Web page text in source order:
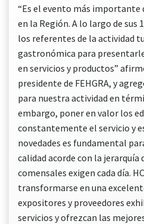
“Es el evento más importante
en la Región. A lo largo de sus
los referentes de la actividad
gastronómica para
en servicios y productos”
presidente de FEHGRA, y
para nuestra actividad en
embargo, poner en valor los
constantemente el servicio y
novedades es fundamental
calidad acorde con la jerarquía
comensales exigen cada día.
transformarse en una
expositores y proveedores
servicios y ofrezcan las